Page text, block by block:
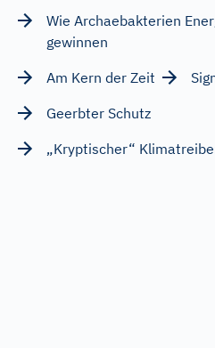
Wie Archaebakterien
gewinnen
Am Kern der Zeit
Geerbter Schutz
„Kryptischer“